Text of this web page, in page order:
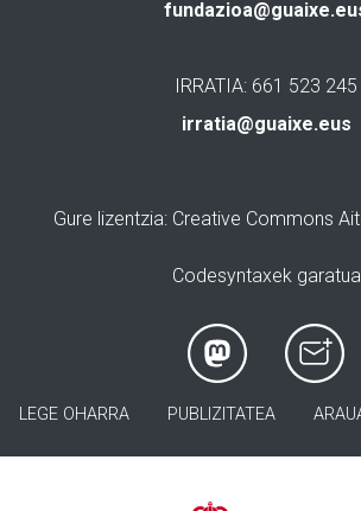
IRRATIA: 661 523 245
irratia@guaixe.eus
Gure lizentzia: Creative Commons
Codesyntaxek garatua
LEGE OHARRA PUBLIZITATEA